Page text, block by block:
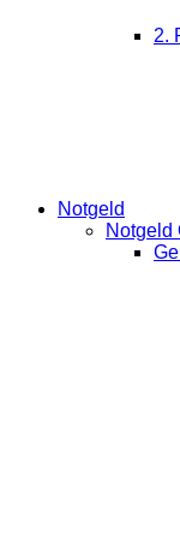
2.
Notgeld
Notgeld